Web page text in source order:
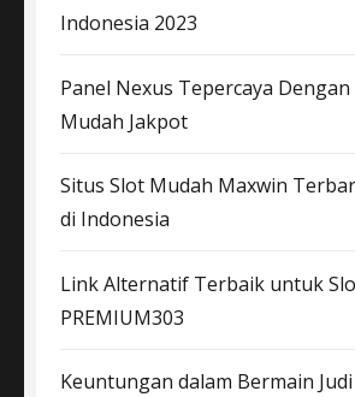
Indonesia 2023
Panel Nexus Tepercaya
Mudah Jakpot
Situs Slot Mudah Maxwin
di Indonesia
Link Alternatif Terbaik untuk
PREMIUM303
Keuntungan dalam Bermain